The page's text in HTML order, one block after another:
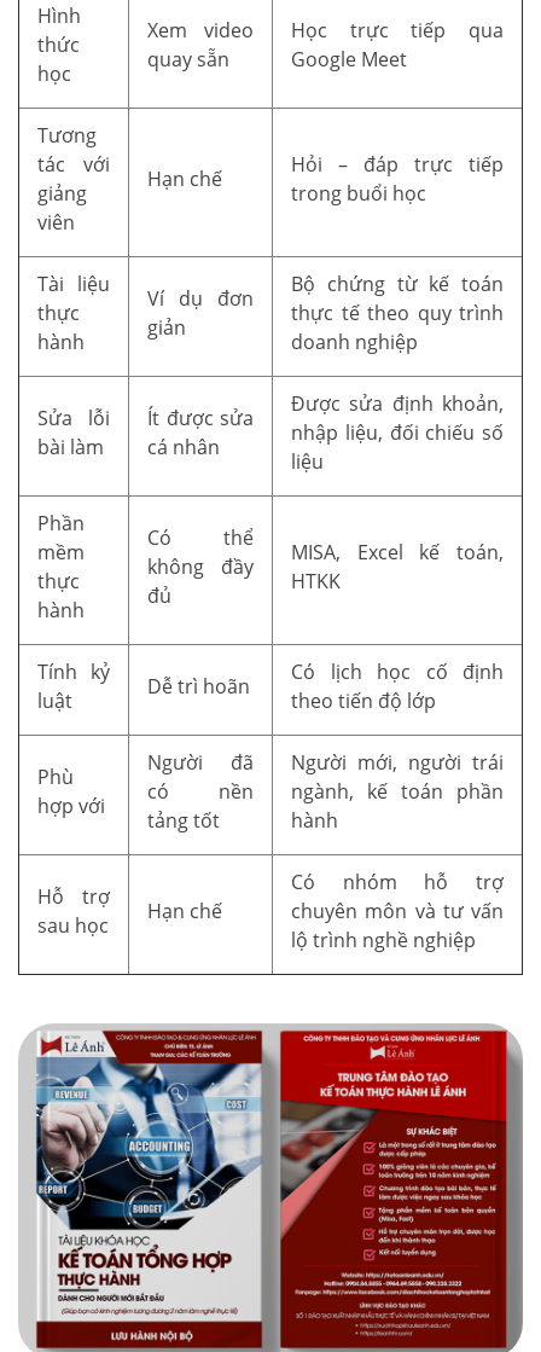
Hình
thức
học
Xem video
quay sẵn
Học trực tiếp qua
Google Meet
Tương
tác với
giảng
viên
Hạn chế
Hỏi – đáp trực tiếp
trong buổi học
Tài liệu
thực
hành
Ví dụ đơn
giản
Bộ chứng từ kế toán
thực tế theo quy trình
doanh nghiệp
Sửa lỗi
bài làm
Ít được sửa
cá nhân
Được sửa định khoản,
nhập liệu, đối chiếu số
liệu
Phần
mềm
thực
hành
Có thể
không đầy
đủ
MISA, Excel kế toán,
HTKK
Tính kỷ
luật
Dễ trì hoãn
Có lịch học cố định
theo tiến độ lớp
Phù
hợp với
Người đã
có nền
tảng tốt
Người mới, người trái
ngành, kế toán phần
hành
Hỗ trợ
sau học
Hạn chế
Có nhóm hỗ trợ
chuyên môn và tư vấn
lộ trình nghề nghiệp